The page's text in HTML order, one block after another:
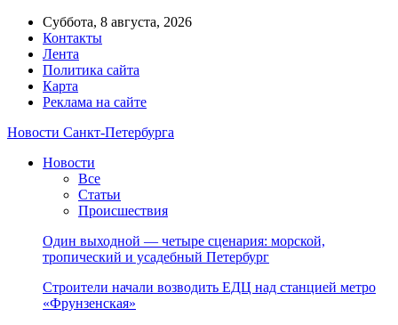
Суббота, 8 августа, 2026
Контакты
Лента
Политика сайта
Карта
Реклама на сайте
Новости Санкт-Петербурга
Новости
Все
Статьи
Происшествия
Один выходной — четыре сценария: морской,
тропический и усадебный Петербург
Строители начали возводить ЕДЦ над станцией метро
«Фрунзенская»